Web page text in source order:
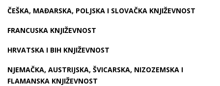
ČEŠKA, MAĐARSKA, POLJSKA I SLOVAČKA KNJIŽEVNOST
FRANCUSKA KNJIŽEVNOST
HRVATSKA I BIH KNJIŽEVNOST
NJEMAČKA, AUSTRIJSKA, ŠVICARSKA, NIZOZEMSKA I
FLAMANSKA KNJIŽEVNOST